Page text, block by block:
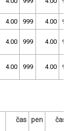
4.00 999 4.00
4.00 999 4.00
4.00 999 4.00
čas pen čas